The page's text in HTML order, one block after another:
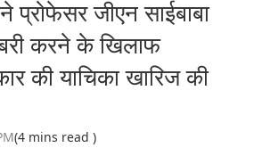
ने प्रोफेसर जीएन साईबाबा
करने के खिलाफ
की याचिका खारिज की
(4 mins read )